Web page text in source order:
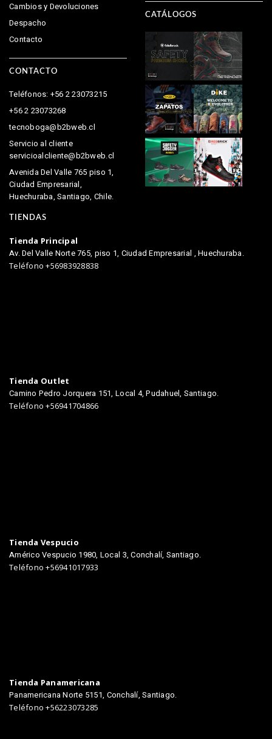
Cambios y Devoluciones
Despacho
Contacto
CONTACTO
Teléfonos: +56 2 23073215
+56 2 23073268
tecnoboga@b2bweb.cl
Servicio al cliente
servicioalcliente@b2bweb.cl
Avenida Del Valle 765 piso 1,
Ciudad Empresarial,
Huechuraba, Santiago, Chile.
CATÁLOGOS
TIENDAS
Tienda Principal
Av. Del Valle Norte 765, piso 1, Ciudad Empresarial , Huechuraba.
Teléfono +56983928838
Tienda Outlet
Camino Pedro Jorquera 151, Local 4, Pudahuel, Santiago.
Teléfono +56941704866
Tienda Vespucio
Américo Vespucio 1980, Local 3, Conchalí, Santiago.
Teléfono +56941017933
Tienda Panamericana
Panamericana Norte 5151, Conchalí, Santiago.
Teléfono +56223073285